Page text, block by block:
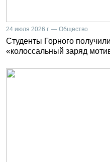
24 июля 2026 г. — Общество
Студенты Горного
«колоссальный заряд